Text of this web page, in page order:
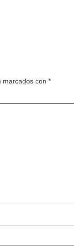
marcados con *